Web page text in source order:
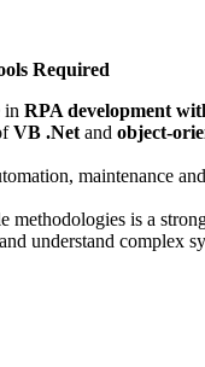
Required
in RPA development
VB .Net and object-
maintenance
methodologies is a
understand complex